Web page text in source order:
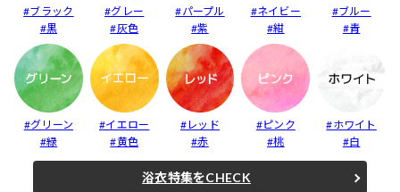
#ブラック
#黒
#グレー
#灰色
#パープル
#紫
#ネイビー
#紺
#ブルー
#青
#グリーン
#緑
#イエロー
#黄色
#レッド
#赤
#ピンク
#桃
#ホワイト
#白
浴衣特集をCHECK